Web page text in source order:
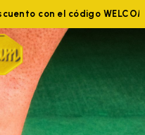
con el código